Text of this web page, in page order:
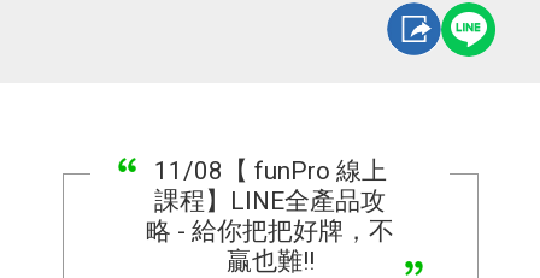
11/08【 funPro 線上
課程】LINE全產品攻
略 - 給你把把好牌，不
贏也難!!